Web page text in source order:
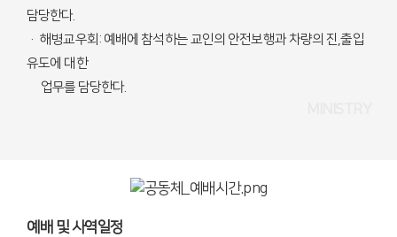
담당한다.
· 해병교우회: 예배에 참석하는 교인의 안전보행과 차량의 진,출입
유도에 대한
업무를 담당한다.
예배 및 사역일정